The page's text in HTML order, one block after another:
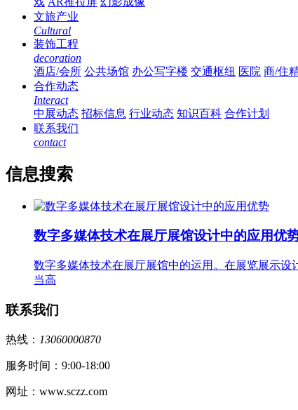
文旅产业
Cultural
装饰工程
decoration
酒店/会所 公共场馆 办公写字楼 交通枢纽 医院 商/住
合作动态
Interact
中展动态 招标信息 行业动态 知识百科 合作计划
联系我们
contact
信息搜索
数字多媒体技术在展厅展馆设计中的应用优
数字多媒体技术在展厅展馆中的运用。在展览展示
当高
联系我们
热线： 13060000870
服务时间：9:00-18:00
网址：www.sczz.com